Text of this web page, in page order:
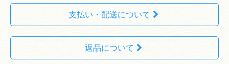
支払い・配送について
返品について